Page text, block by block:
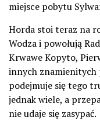
miejsce pobytu
Horda stoi teraz na
Wodza i powołują
Krwawe Kopyto,
innych znamienitych
podejmuje się tego
jednak wiele, a
nie udaje się zasypać.